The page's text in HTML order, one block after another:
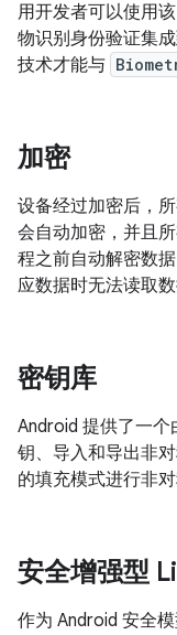
用开发者可以使用
物识别身份验证集
技术才能与
加密
设备经过加密后，
会自动加密，并且
程之前自动解密数
应数据时无法读取数
密钥库
Android 提供了一
钥、导入和导出非
的填充模式进行非
安全增强型
作为 Android 安全